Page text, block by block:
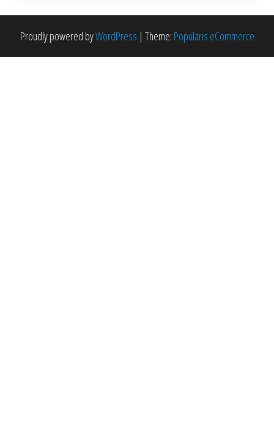
Proudly powered byWordPress | Theme: Popularis eCommerce